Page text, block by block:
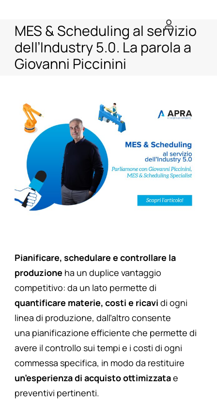
contenuto
MES & Scheduling al servizio
dell’Industry 5.0. La parola a
Giovanni Piccinini
Ingrandisci
immagine
Pianificare, schedulare e controllare la
produzione ha un duplice vantaggio
competitivo: da un lato permette di
quantificare materie, costi e ricavi di ogni
linea di produzione, dall’altro consente
una pianificazione efficiente che permette di
avere il controllo sui tempi e i costi di ogni
commessa specifica, in modo da restituire
un’esperienza di acquisto ottimizzatae
preventivi pertinenti.